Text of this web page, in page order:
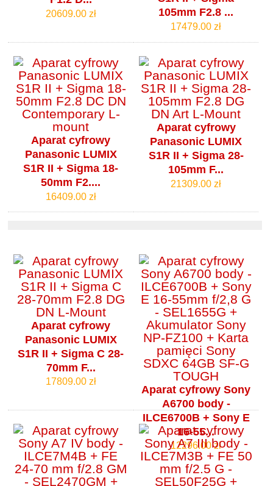
20609.00 zł
105mm F2.8 ...
17479.00 zł
Aparat cyfrowy
Panasonic LUMIX
S1R II + Sigma 18-
50mm F2....
16409.00 zł
Aparat cyfrowy
Panasonic LUMIX
S1R II + Sigma 28-
105mm F...
21309.00 zł
Aparat cyfrowy
Panasonic LUMIX
S1R II + Sigma C 28-
70mm F...
17809.00 zł
Aparat cyfrowy Sony
A6700 body -
ILCE6700B + Sony E
16-55...
12296.00 zł